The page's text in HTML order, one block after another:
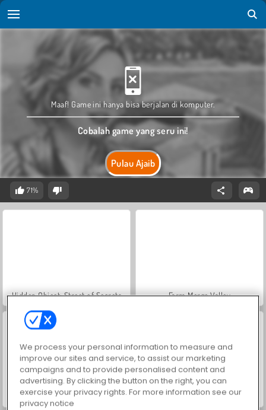
Pulau Ajaib
Maaf! Game ini hanya bisa berjalan di komputer.
Cobalah game yang seru ini!
71%
Hidden Object: Street of Secrets Farm Merge Valley
VegaMix Da Vinci Puzzles ASMR Makeover & Makeup Studio
We process your personal information to measure and
improve our sites and service, to assist our marketing
campaigns and to provide personalised content and
advertising. By clicking the button on the right, you can
exercise your privacy rights. For more information see our
privacy notice